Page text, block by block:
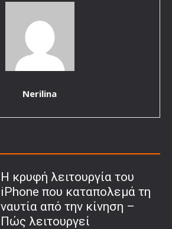
Nerilina
Η κρυφή λειτουργία του
iPhone που καταπολεμά τη
ναυτία από την κίνηση –
Πώς λειτουργεί